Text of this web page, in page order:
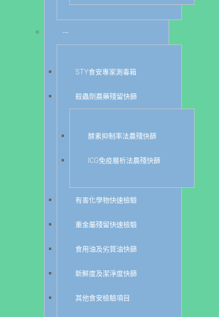
---
STY食安專家測毒箱
殺蟲劑農藥殘留快篩
酵素抑制率法農殘快篩
ICG免疫層析法農殘快篩
有害化學物快速檢驗
重金屬殘留快速檢驗
食用油及劣質油快篩
新鮮度及潔淨度快篩
其他食安檢驗項目